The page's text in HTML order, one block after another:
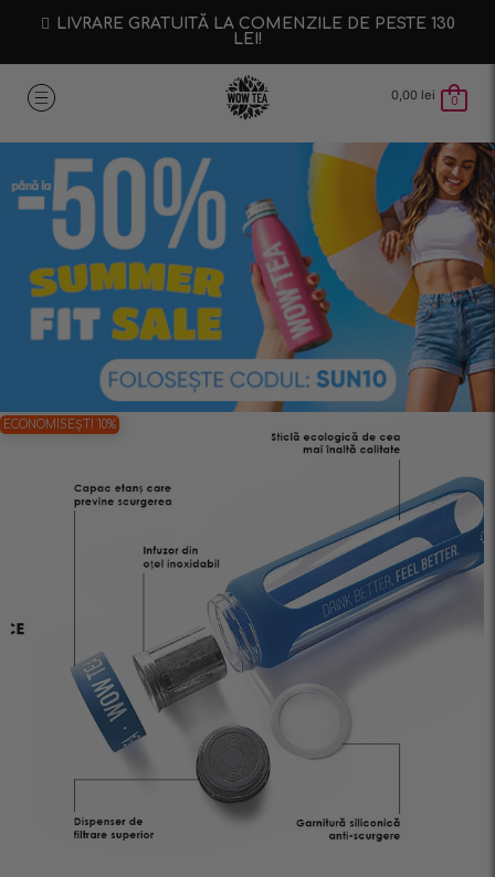
LIVRARE GRATUITĂ LA COMENZILE DE PESTE 130
LEI!
0,00 lei 0
ECONOMISEȘTI 10%